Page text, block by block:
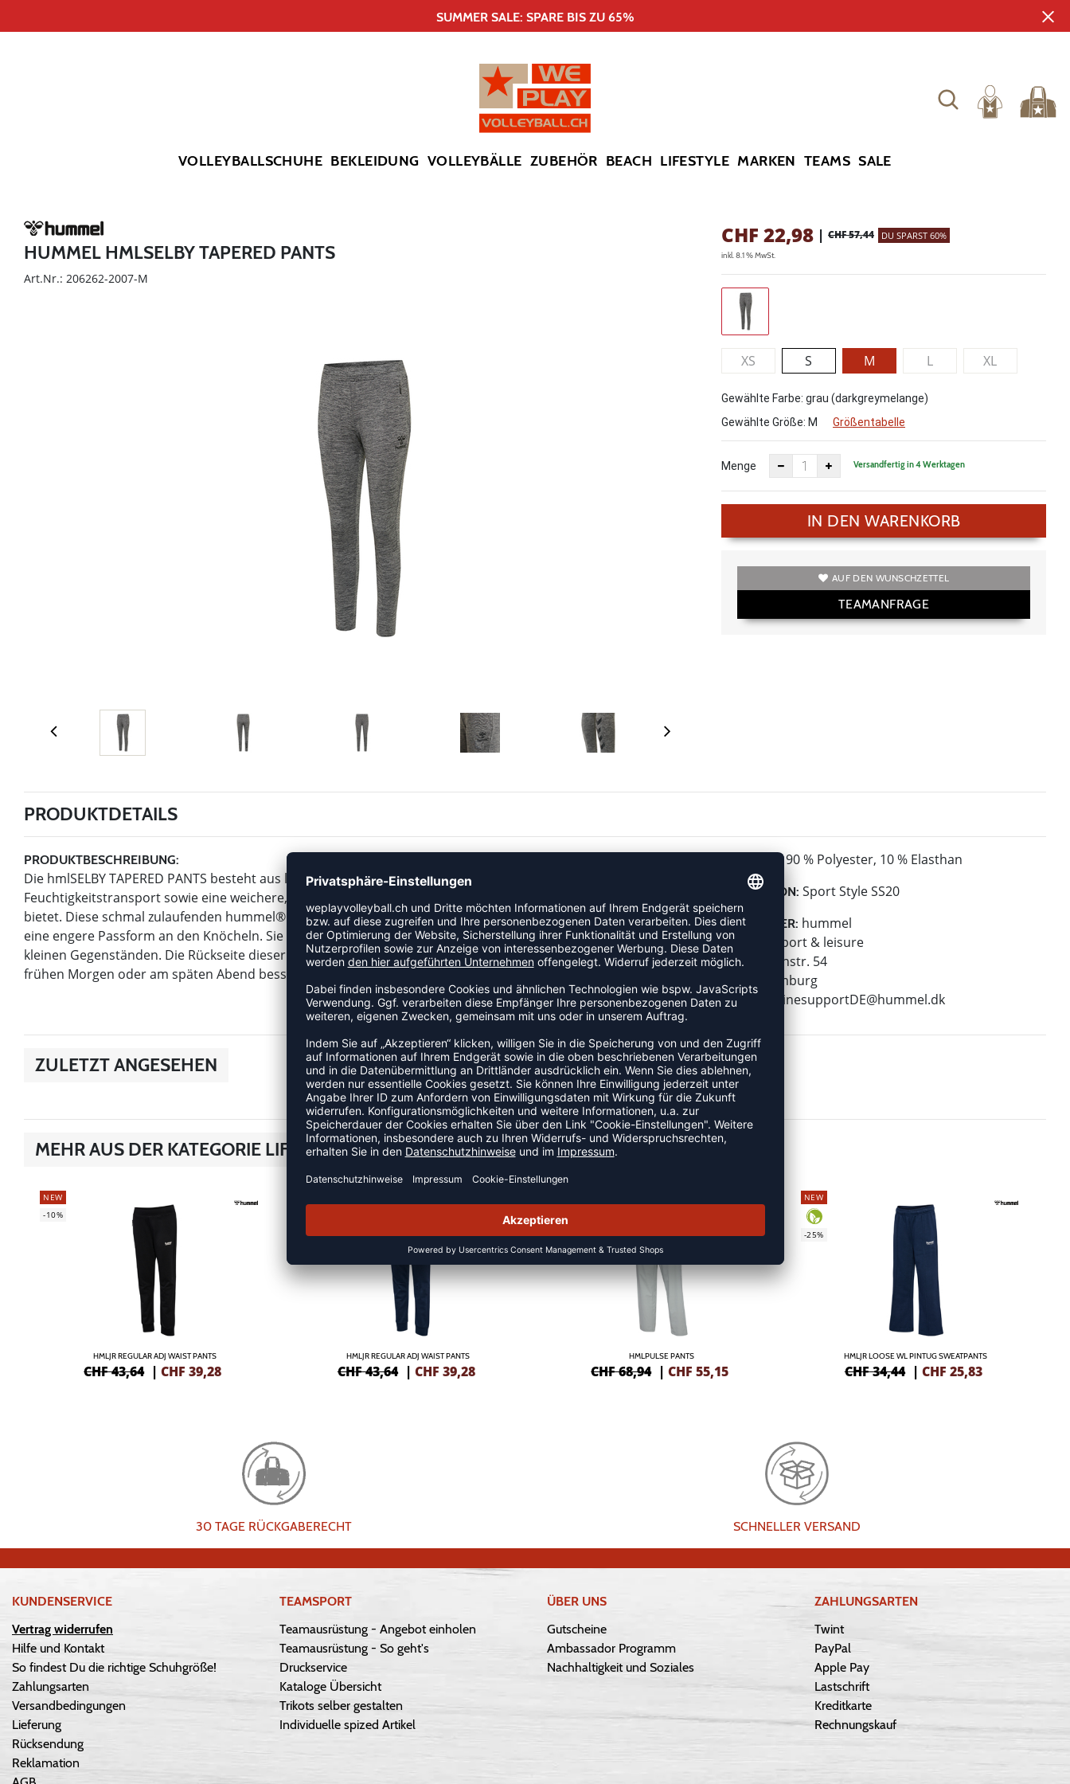
SUMMER SALE: SPARE BIS ZU 65%
VOLLEYBALLSCHUHE BEKLEIDUNG VOLLEYBÄLLE ZUBEHÖR BEACH LIFESTYLE MARKEN TEAMS SALE
HUMMEL HMLSELBY TAPERED PANTS
Art.Nr.: 206262-2007-M
CHF 22,98 | CHF 57,44 DU SPARST 60%
inkl. 8.1 % MwSt.
XS S M L XL
Gewählte Farbe: grau (darkgreymelange)
Gewählte Größe: M Größentabelle
Menge Versandfertig in 4 Werktagen
IN DEN WARENKORB
AUF DEN WUNSCHZETTEL
TEAMANFRAGE
PRODUKTDETAILS
PRODUKTBESCHREIBUNG:
Die hmlSELBY TAPERED PANTS besteht aus leicht dehnbarem Polyesterjersey, der einen guten
Feuchtigkeitstransport sowie eine weichere, leicht angeraute Struktur auf der Innenseite des Kleidungsstücks
bietet. Diese schmal zulaufenden hummel® Jogginghose bietet einen weiten Schnitt an den Oberschenkeln und
eine engere Passform an den Knöcheln. Sie hat zwei seitliche Reißverschlusstaschen zum Mitnehmen von
kleinen Gegenständen. Die Rückseite dieser Jogginghose hat reflektierende Streifen, die dir bei deinem Lauf am
frühen Morgen oder am späten Abend bessere Sichtbarkeit bieten!
90 % Polyester, 10 % Elasthan
KOLLEKTION: Sport Style SS20
HERSTELLER: hummel
hummel sport & leisure
Leverkusenstr. 54
22761 Hamburg
E-Mail:
onlinesupportDE@hummel.dk
ZULETZT ANGESEHEN
MEHR AUS DER KATEGORIE LIFESTYLE HOSEN
NEW
-10%
HMLJR REGULAR ADJ WAIST PANTS
CHF 43,64 |CHF 39,28
HMLJR REGULAR ADJ WAIST PANTS
CHF 43,64 | CHF 39,28
HMLPULSE PANTS
CHF 68,94 |CHF 55,15
NEW
-25%
HMLJR LOOSE WL PINTUG SWEATPANTS
CHF 34,44 | CHF 25,83
30 TAGE RÜCKGABERECHT SCHNELLER VERSAND
KUNDENSERVICE
Vertrag widerrufen
Hilfe und Kontakt
So findest Du die richtige Schuhgröße!
Zahlungsarten
Versandbedingungen
Lieferung
Rücksendung
Reklamation
TEAMSPORT
Teamausrüstung - Angebot einholen
Teamausrüstung - So geht's
Druckservice
Kataloge Übersicht
Trikots selber gestalten
Individuelle spized Artikel
ÜBER UNS
Gutscheine
Ambassador Programm
Nachhaltigkeit und Soziales
ZAHLUNGSARTEN
Twint
PayPal
Apple Pay
Lastschrift
Kreditkarte
Rechnungskauf